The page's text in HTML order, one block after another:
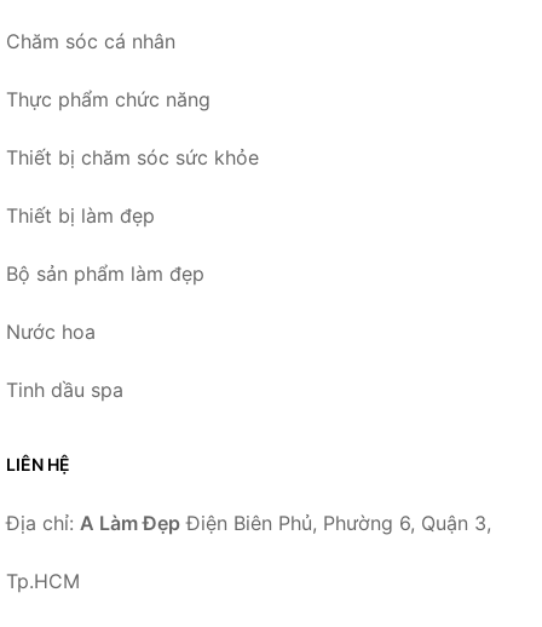
Chăm sóc cá nhân
Thực phẩm chức năng
Thiết bị chăm sóc sức khỏe
Thiết bị làm đẹp
Bộ sản phẩm làm đẹp
Nước hoa
Tinh dầu spa
LIÊN HỆ
Địa chỉ: A Làm Đẹp Điện Biên Phủ, Phường 6, Quận 3,
Tp.HCM